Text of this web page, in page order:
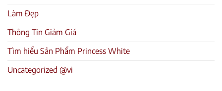
Làm Đẹp
Thông Tin Giảm Giá
Tìm hiểu Sản Phẩm Princess White
Uncategorized @vi